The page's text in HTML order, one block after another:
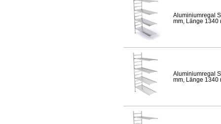
Aluminiumregal
mm, Länge 1340
Aluminiumregal
mm, Länge 1340